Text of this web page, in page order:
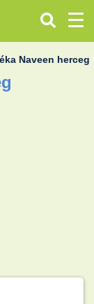
Naveen herceg